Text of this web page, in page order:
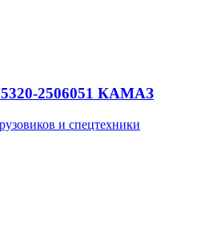
2506051 КАМАЗ
и спецтехники